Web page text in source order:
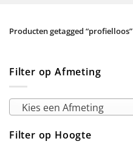
Producten getagged “profielloos”
Filter op Afmeting
Kies een Afmeting
Filter op Hoogte